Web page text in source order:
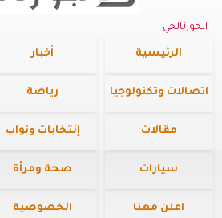
الجورنالجي
الرئيسية أخبار
اتصالات وتكنولوجيا رياضة
مقالات إنتخابات ونواب
سيارات صحة ومرأة
اعلن معنا الخصوصية